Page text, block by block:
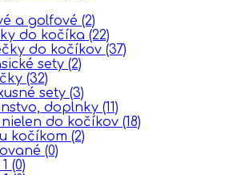
a golfové (2)
do kočíka (22)
do kočíkov (37)
sety (2)
(32)
sety (3)
doplnky (11)
do kočíkov (18)
kočíkom (2)
(0)
(0)